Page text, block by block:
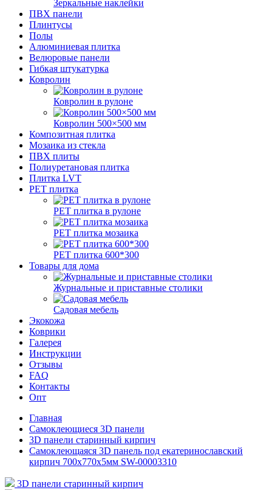
Зеркальные наклейки
ПВХ панели
Плинтусы
Полы
Алюминиевая плитка
Велюровые панели
Гибкая штукатурка
Ковролин
Ковролин в рулоне
Ковролин 500×500 мм
Композитная плитка
Мозаика из стекла
ПВХ плиты
Полиуретановая плитка
Плитка LVT
РЕТ плитка
РЕТ плитка в рулоне
РЕТ плитка мозаика
РЕТ плитка 600*300
Товары для дома
Журнальные и приставные столики
Садовая мебель
Экокожа
Коврики
Галерея
Инструкции
Отзывы
FAQ
Контакты
Опт
Главная
Самоклеющиеся 3D панели
3D панели старинный кирпич
Самоклеющаяся 3D панель под екатеринославский
кирпич 700x770x5мм SW-00003310
3D панели старинный кирпич